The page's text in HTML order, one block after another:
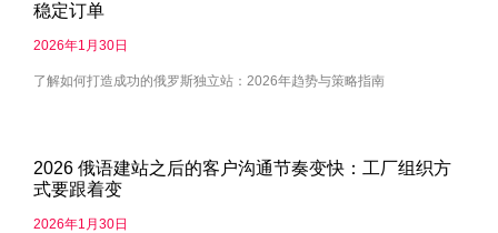
稳定订单
2026年1月30日
了解如何打造成功的俄罗斯独立站：2026年趋势与策略指南
2026 俄语建站之后的客户沟通节奏变快：工厂组织方
式要跟着变
2026年1月30日